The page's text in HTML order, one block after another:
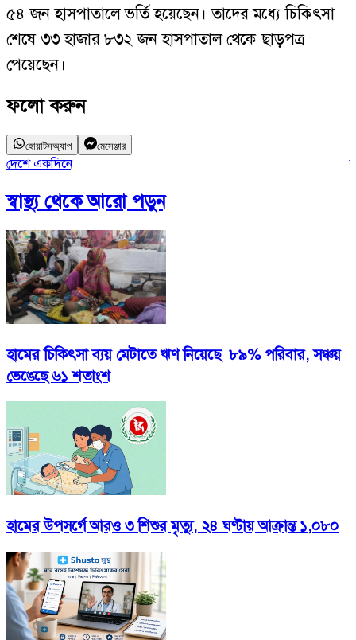
৫৪ জন হাসপাতালে ভর্তি হয়েছেন। তাদের মধ্যে চিকিৎসা
শেষে ৩৩ হাজার ৮৩২ জন হাসপাতাল থেকে ছাড়পত্র
পেয়েছেন।
ফলো করুন
হোয়াটসঅ্যাপ মেসেঞ্জার
দেশে একদিনে
স্বাস্থ্যথেকে আরো পড়ুন
হামের চিকিৎসা ব্যয় মেটাতে ঋণ নিয়েছে ৮৯% পরিবার, সঞ্চয়
ভেঙেছে ৬১ শতাংশ
হামের উপসর্গে আরও ৩ শিশুর মৃত্যু, ২৪ ঘণ্টায় আক্রান্ত ১,০৮০